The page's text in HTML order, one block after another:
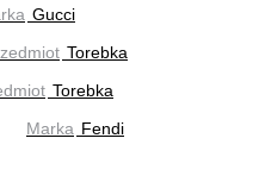
Gucci
Torebka
Torebka
Marka Fendi